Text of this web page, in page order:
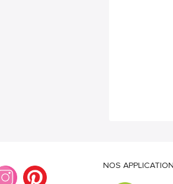
NOS